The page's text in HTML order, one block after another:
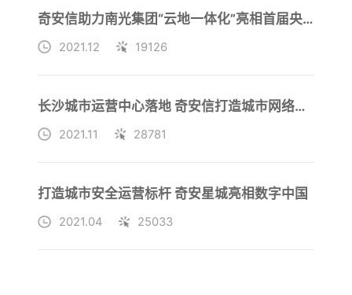
奇安信助力南光集团“云地一体化”亮相首届央企数字化转型峰会
2021.12 19126
长沙城市运营中心落地 奇安信打造城市网络安全模板
2021.11 28781
打造城市安全运营标杆 奇安星城亮相数字中国
2021.04 25033